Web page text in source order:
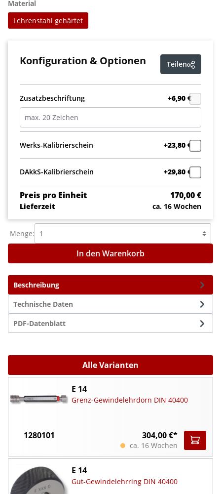
Beschreibung
Technische Daten
PDF-Datenblatt
Materialauswählen
Lehrenstahl gehärtet
Konfiguration & Optionen Teilen
Zusatzbeschriftung +6,90 €
Werks-Kalibrierschein +23,80 €
DAkkS-Kalibrierschein +29,80 €
Preis pro Einheit 170,00 €
Lieferzeit ca. 16 Wochen
Menge:
In den Warenkorb
Alle Varianten
E 14
Grenz-Gewindelehrdorn DIN 40400
1280101 304,00 €*
ca. 16 Wochen
E 14
Gut-Gewindelehrring DIN 40400